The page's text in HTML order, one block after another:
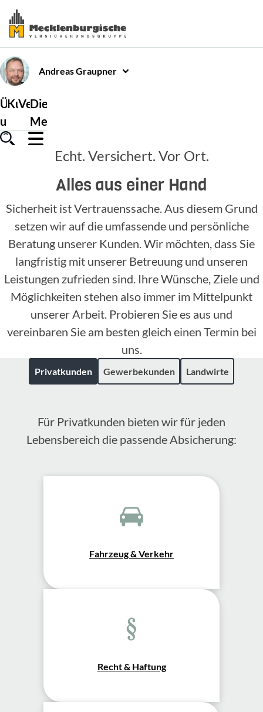
AndreasGraupner
Über
uns
Kundenservice
Versicherungen
Die
Mecklenburgische
Echt. Versichert. Vor Ort.
Alles aus einer Hand
Sicherheit ist Vertrauenssache. Aus diesem Grund
setzen wir auf die umfassende und persönliche
Beratung unserer Kunden. Wir möchten, dass Sie
langfristig mit unserer Betreuung und unseren
Leistungen zufrieden sind. Ihre Wünsche, Ziele und
Möglichkeiten stehen also immer im Mittelpunkt
unserer Arbeit. Probieren Sie es aus und
vereinbaren Sie am besten gleich einen Termin bei
uns.
Privatkunden Gewerbekunden Landwirte
Für Privatkunden bieten wir für jeden
Lebensbereich die passende Absicherung:
Fahrzeug & Verkehr
Recht & Haftung